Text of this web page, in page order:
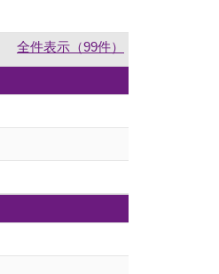
全件表示（99件）